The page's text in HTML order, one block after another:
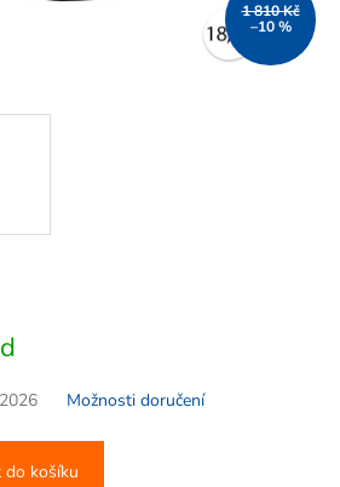
1 810 Kč
–10 %
Možnosti doručení
do košíku